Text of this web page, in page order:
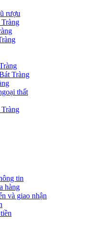
rượu
Tràng
thất
tin
hàng
và giao nhận